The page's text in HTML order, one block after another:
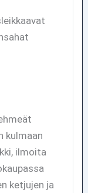
kulmaan
ilmoita
ketjujen ja